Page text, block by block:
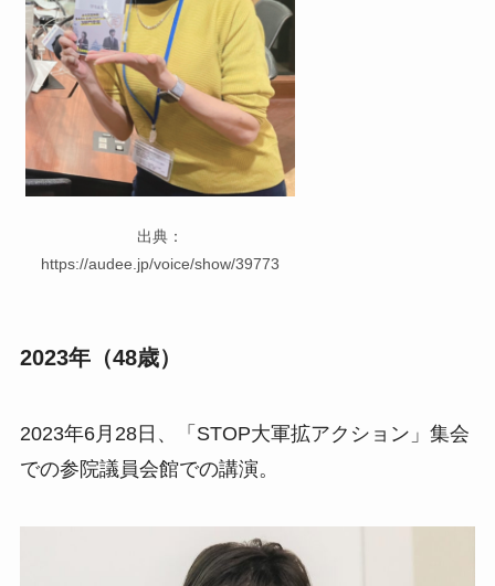
出典：
https://audee.jp/voice/show/39773
2023年（48歳）
2023年6月28日、「STOP大軍拡アクション」集会
での参院議員会館での講演。